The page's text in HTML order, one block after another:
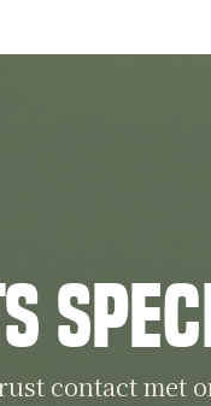
contact met